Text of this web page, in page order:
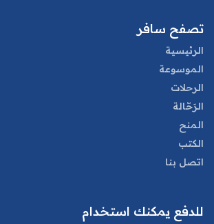
تصفح سافر
الرئيسية
الموسوعة
الرحلات
الرَحّالة
المنح
الكتب
اتصل بنا
للدفع يمكنك استخدام